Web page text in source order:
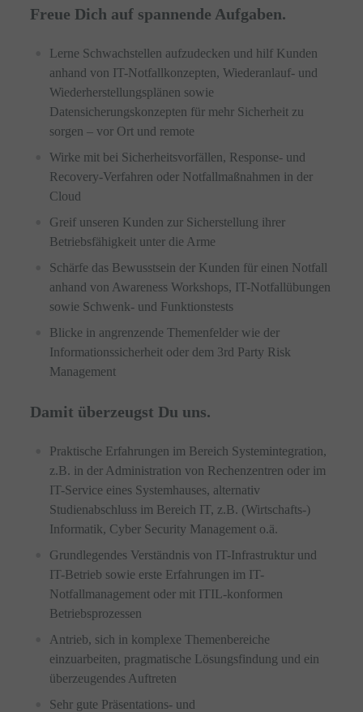
Freue Dich auf spannende Aufgaben.
Lerne Schwachstellen aufzudecken und hilf Kunden
anhand von IT-Notfallkonzepten, Wiederanlauf- und
Wiederherstellungsplänen sowie
Datensicherungskonzepten für mehr Sicherheit zu
sorgen – vor Ort und remote
Wirke mit bei Sicherheitsvorfällen, Response- und
Recovery-Verfahren oder Notfallmaßnahmen in der
Cloud
Greif unseren Kunden zur Sicherstellung ihrer
Betriebsfähigkeit unter die Arme
Schärfe das Bewusstsein der Kunden für einen Notfall
anhand von Awareness Workshops, IT-Notfallübungen
sowie Schwenk- und Funktionstests
Blicke in angrenzende Themenfelder wie der
Informationssicherheit oder dem 3rd Party Risk
Management
Damit überzeugst Du uns.
Praktische Erfahrungen im Bereich Systemintegration,
z.B. in der Administration von Rechenzentren oder im
IT-Service eines Systemhauses, alternativ
Studienabschluss im Bereich IT, z.B. (Wirtschafts-)
Informatik, Cyber Security Management o.ä.
Grundlegendes Verständnis von IT-Infrastruktur und
IT-Betrieb sowie erste Erfahrungen im IT-
Notfallmanagement oder mit ITIL-konformen
Betriebsprozessen
Antrieb, sich in komplexe Themenbereiche
einzuarbeiten, pragmatische Lösungsfindung und ein
überzeugendes Auftreten
Sehr gute Präsentations- und